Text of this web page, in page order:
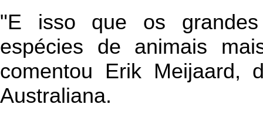
"E isso que os
espécies de animais
comentou Erik Meijaard,
Australiana.